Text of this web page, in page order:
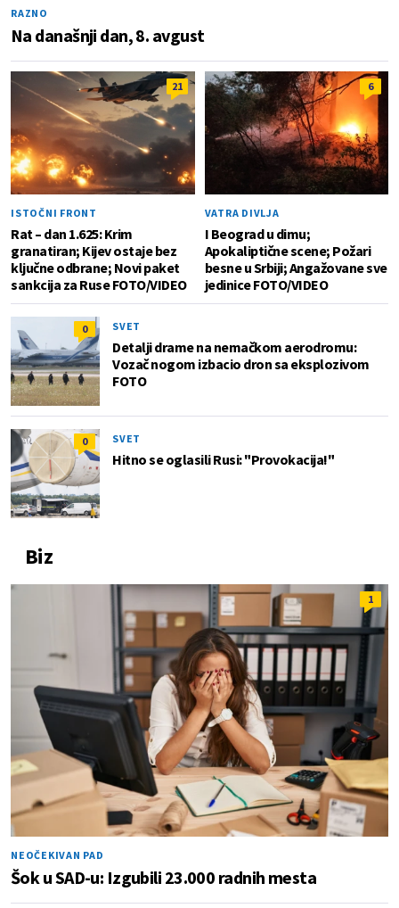
RAZNO
Na današnji dan, 8. avgust
21
ISTOČNI FRONT
Rat – dan 1.625: Krim
granatiran; Kijev ostaje bez
ključne odbrane; Novi paket
sankcija za Ruse FOTO/VIDEO
6
VATRA DIVLJA
I Beograd u dimu;
Apokaliptične scene; Požari
besne u Srbiji; Angažovane sve
jedinice FOTO/VIDEO
0 SVET
Detalji drame na nemačkom aerodromu:
Vozač nogom izbacio dron sa eksplozivom
FOTO
0 SVET
Hitno se oglasili Rusi: "Provokacija!"
Biz
1
NEOČEKIVAN PAD
Šok u SAD-u: Izgubili 23.000 radnih mesta